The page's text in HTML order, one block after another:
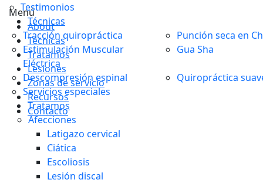
Testimonios
Técnicas
Tracción quiropráctica
Punción seca en
Estimulación Muscular
Eléctrica
Gua Sha
Descompresión espinal
Quiropráctica
Servicios especiales
Tratamos
Afecciones
Latigazo cervical
Ciática
Escoliosis
Lesión discal
Menú
About
Técnicas
Tratamos
Lesiones
Zonas de servicio
Recursos
Contacto
Sobre nosotros